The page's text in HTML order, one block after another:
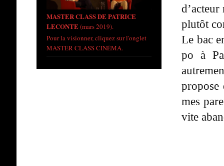
plutôt
Le bac
po à
propose
mes
vite
MASTER CLASS DE PATRICE
LECONTE(mars 2019).
Pour la visionner, cliquez sur l'onglet
MASTER CLASS CINÉMA.